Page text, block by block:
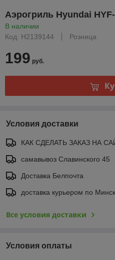
Аэрогриль Hyundai
В наличии
Код: Н2139144
Розница
199 руб.
Условия доставки
КАК СДЕЛАТЬ ЗАКАЗ НА
самавывоз Славинского 45
Доставка Белпочта
доставка курьером по
Все условия доставки
Условия оплаты